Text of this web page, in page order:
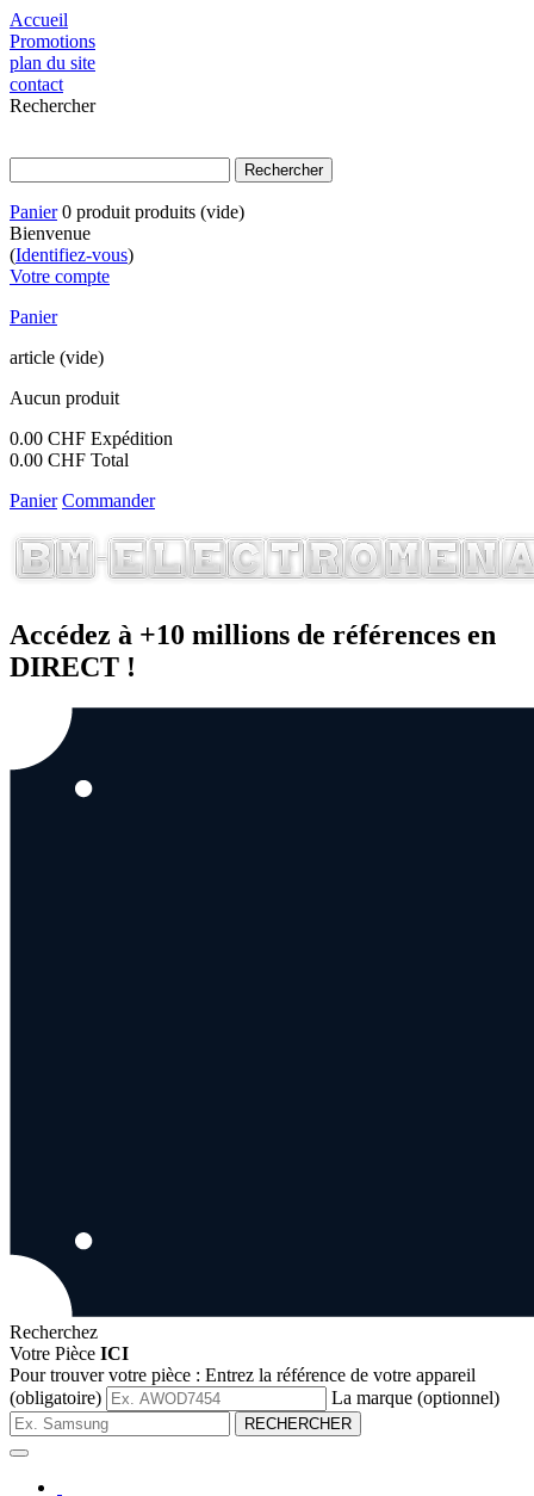
Accueil
Promotions
plan du site
contact
Rechercher
Panier 0 produit produits (vide)
Bienvenue
(Identifiez-vous)
Votre compte
Panier
article (vide)
Aucun produit
0.00 CHF Expédition
0.00 CHF Total
Panier Commander
Accédez à +10 millions de références en
DIRECT !
Recherchez
Votre Pièce ICI
Pour trouver votre pièce : Entrez la référence de votre appareil
(obligatoire)
La marque (optionnel)
RECHERCHER